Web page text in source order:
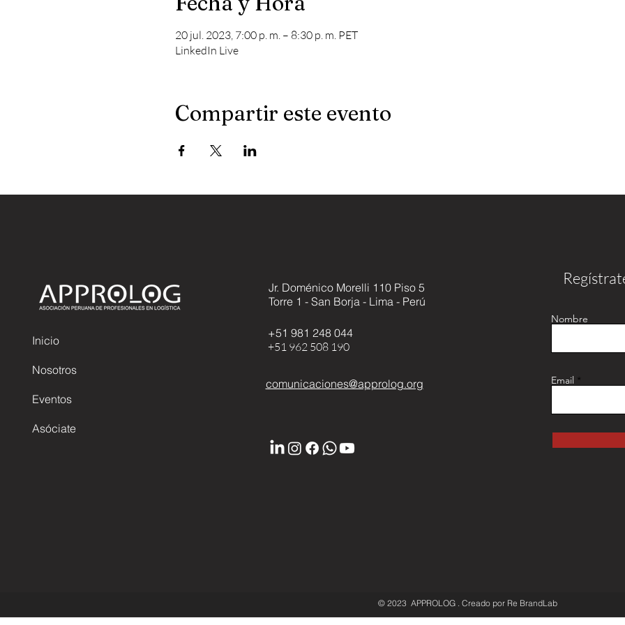
20 jul. 2023, 7:00 p. m. – 8:30 p. m. PET
LinkedIn Live
Compartir este evento
Inicio
Nosotros
Eventos
Asóciate
Jr. Doménico Morelli 110 Piso 5
Torre 1 - San Borja - Lima - Perú
+51 981 248 044
+51 962 508 190
comunicaciones@approlog.org
Nombre
Email
© 2023 APPROLOG . Creado por Re BrandLab